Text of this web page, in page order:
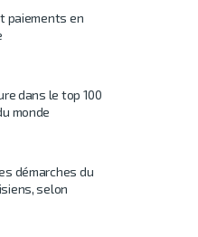
paiements en
dans le top 100
monde
démarches du
selon